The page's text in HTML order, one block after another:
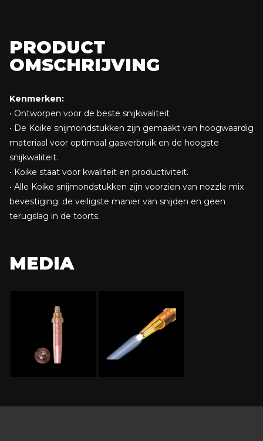
PRODUCT
OMSCHRIJVING
Kenmerken:
• Ontworpen voor de beste snijkwaliteit
• De Koike snijmondstukken zijn gemaakt van hoogwaardig
materiaal voor optimaal gasverbruik en de hoogste
snijkwaliteit.
• Koike staat voor kwaliteit en productiviteit.
• Alle Koike snijmondstukken zijn voorzien van nozzle mix
bevestiging: de veiligste manier van snijden en geen
terugslag in de toorts.
MEDIA